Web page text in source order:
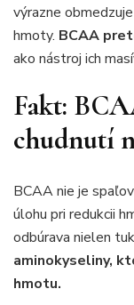
výrazne
hmoty. BCAA
ako nástroj ich
Fakt:
chudnutí
BCAA nie je
úlohu pri redukcii
odbúrava nielen
aminokyseliny,
hmotu.